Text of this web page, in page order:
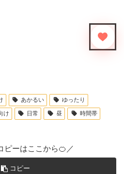
あかるい
ゆったり
け 日常 昼
時間帯
ピーはここから🍊／
コピー